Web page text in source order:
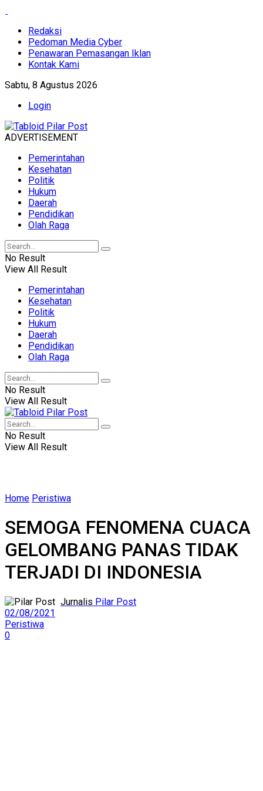
Redaksi
Pedoman Media Cyber
Penawaran Pemasangan Iklan
Kontak Kami
Sabtu, 8 Agustus 2026
Login
ADVERTISEMENT
Pemerintahan
Kesehatan
Politik
Hukum
Daerah
Pendidikan
Olah Raga
No Result
View All Result
Pemerintahan
Kesehatan
Politik
Hukum
Daerah
Pendidikan
Olah Raga
No Result
View All Result
No Result
View All Result
Home Peristiwa
SEMOGA FENOMENA CUACA
GELOMBANG PANAS TIDAK
TERJADI DI INDONESIA
Pilar Post
02/08/2021
Peristiwa
0